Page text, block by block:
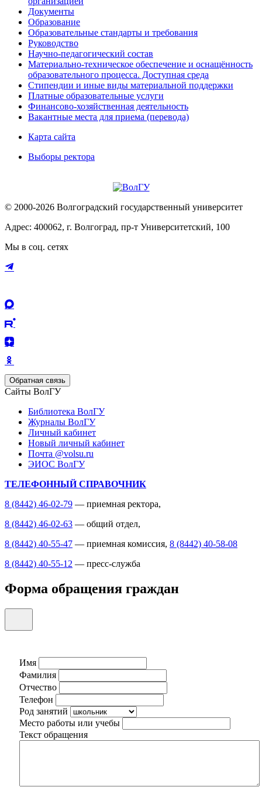
Документы
Образование
Образовательные стандарты и требования
Руководство
Научно-педагогический состав
Материально-техническое обеспечение и оснащённость
образовательного процесса. Доступная среда
Стипендии и иные виды материальной поддержки
Платные образовательные услуги
Финансово-хозяйственная деятельность
Вакантные места для приема (перевода)
Карта сайта
Выборы ректора
© 2000-2026 Волгоградский государственный университет
Адрес: 400062, г. Волгоград, пр-т Университетский, 100
Мы в соц. сетях
Обратная связь
Сайты ВолГУ
Библиотека ВолГУ
Журналы ВолГУ
Личный кабинет
Новый личный кабинет
Почта @volsu.ru
ЭИОС ВолГУ
ТЕЛЕФОННЫЙ СПРАВОЧНИК
8 (8442) 46-02-79 — приемная ректора,
8 (8442) 46-02-63 — общий отдел,
8 (8442) 40-55-47 — приемная комиссия, 8 (8442) 40-58-08
8 (8442) 40-55-12 — пресс-служба
Форма обращения граждан
Имя
Фамилия
Отчество
Телефон
Род занятий
Место работы или учебы
Текст обращения